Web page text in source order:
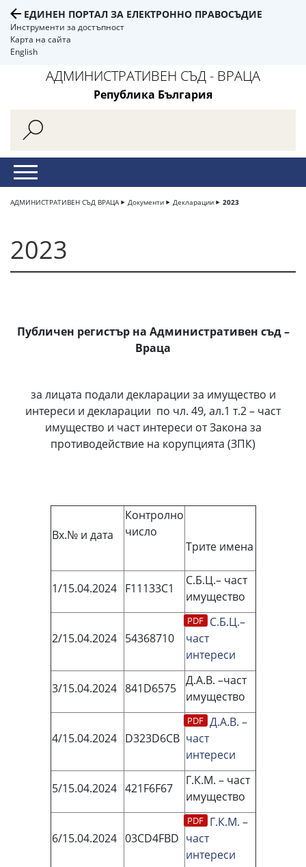
ЕДИНЕН ПОРТАЛ ЗА ЕЛЕКТРОННО ПРАВОСЪДИЕ
Инструменти за достъпност
Карта на сайта
English
АДМИНИСТРАТИВЕН СЪД - ВРАЦА
Република България
АДМИНИСТРАТИВЕН СЪД ВРАЦА Документи Декларации 2023
2023
Публичен регистър на Административен съд –
Враца
за лицата подали декларации за имущество и
интереси и декларации по чл. 49, ал.1 т.2 – част
имущество и част интереси от Закона за
противодействие на корупцията (ЗПК)
Вх.№ и дата
Контролно
число
Трите имена
1/15.04.2024 F11133C1
С.Б.Ц.– част
имущество
2/15.04.2024 54368710
С.Б.Ц.–
част
интереси
3/15.04.2024 841D6575
Д.А.В. –част
имущество
4/15.04.2024 D323D6CB
Д.А.В. –
част
интереси
5/15.04.2024 421F6F67
Г.К.М. – част
имущество
6/15.04.2024 03CD4FBD
Г.К.М. –
част
интереси